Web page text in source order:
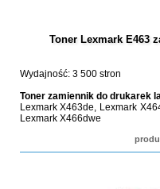
Toner Lexmark E463
Wydajność: 3 500 stron
Toner zamiennik do drukarek
Lexmark X463de, Lexmark
Lexmark X466dwe